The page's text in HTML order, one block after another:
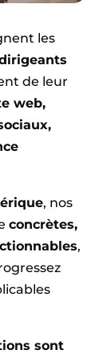
les
de leur
web,
, nos
concrètes,
,
sont